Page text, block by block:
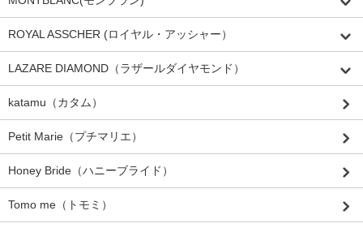
ROYAL ASSCHER (ロイヤル・アッシャー）
LAZARE DIAMOND（ラザールダイヤモンド）
katamu（カタム）
Petit Marie（プチマリエ）
Honey Bride（ハニーブライド）
Tomo me（トモミ）